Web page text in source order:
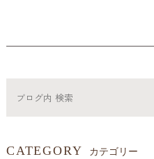
CATEGORY カテゴリー